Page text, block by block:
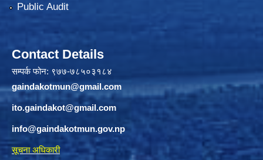
Public Audit
Contact Details
सम्पर्क फोन: ९७७-७८५०३१८४
gaindakotmun@gmail.com
ito.gaindakot@gmail.com
info@gaindakotmun.gov.np
सूचना अधिकारी